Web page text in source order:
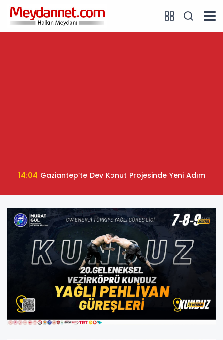
14:04 Gaziantep’te Dev Konut Projesinde Yeni Adım